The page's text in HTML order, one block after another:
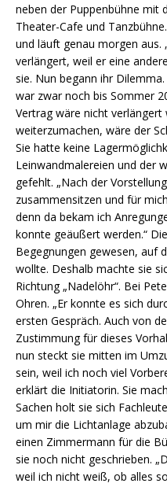
neben der Puppenbühne mit
Theater-Cafe und
und läuft genau morgen aus.
verlängert, weil er eine
sie. Nun begann ihr
war zwar noch bis Sommer
Vertrag wäre nicht
weiterzumachen, wäre der
Sie hatte keine
Leinwandmalereien und der
gefehlt. „Nach der
zusammensitzen und für
denn da bekam ich
konnte geäußert werden.“
Begegnungen gewesen, auf
wollte. Deshalb machte sie
Richtung „Nadelöhr“. Bei
Ohren. „Er konnte es sich
ersten Gespräch. Auch von
Zustimmung für dieses
nun steckt sie mitten im
sein, weil ich noch viel
erklärt die Initiatorin. Sie
Sachen holt sie sich
um mir die Lichtanlage
einen Zimmermann für die
sie noch nicht geschrieben.
weil ich nicht weiß, ob alles